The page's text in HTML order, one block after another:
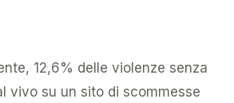
12,6% delle violenze senza
vivo su un sito di scommesse